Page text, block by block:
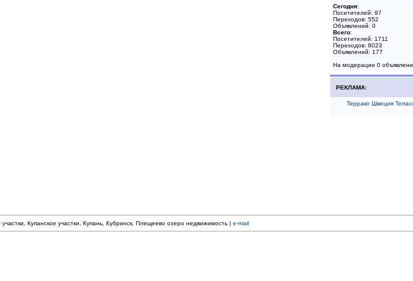
Сегодня:
Посетителей: 97
Переходов: 552
Объявлений: 0
Всего:
Посетителей: 1711
Переходов: 8023
Объявлений: 177
На модерации 0
РЕКЛАМА:
Террако Швеция
Купанское участки, Купань, Кубринск, Плещеево озеро недвижимость | e-mail